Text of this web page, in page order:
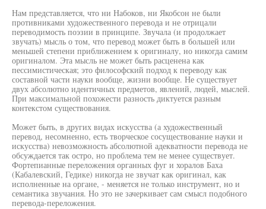
Нам представляется, что ни Набоков, ни Якобсон не были
противниками художественного перевода и не отрицали
переводимость поэзии в принципе. Звучала (и продолжает
звучать) мысль о том, что перевод может быть в большей или
меньшей степени приближением к оригиналу, но никогда самим
оригиналом. Эта мысль не может быть расценена как
пессимистическая; это философский подход к переводу как
составной части науки вообще, жизни вообще. Не существует
двух абсолютно идентичных предметов, явлений, людей, мыслей.
При максимальной похожести разность диктуется разным
контекстом существования.
Может быть, в других видах искусства (а художественный
перевод, несомненно, есть творческое сосуществование науки и
искусства) невозможность абсолютной адекватности перевода не
обсуждается так остро, но проблема тем не менее существует.
Фортепианные переложения органных фуг и хоралов Баха
(Кабалевский, Гедике) никогда не звучат как оригинал, как
исполненные на органе, - меняется не только инструмент, но и
семантика звучания. Но это не зачеркивает сам смысл подобного
перевода-переложения.